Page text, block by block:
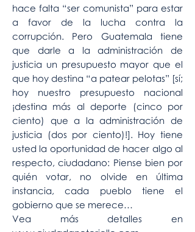
hace falta “ser comunista” para estar
a favor de la lucha contra la
corrupción. Pero Guatemala tiene
que darle a la administración de
justicia un presupuesto mayor que el
que hoy destina “a patear pelotas” [sí;
hoy nuestro presupuesto nacional
¡destina más al deporte (cinco por
ciento) que a la administración de
justicia (dos por ciento)!]. Hoy tiene
usted la oportunidad de hacer algo al
respecto, ciudadano: Piense bien por
quién votar, no olvide en última
instancia, cada pueblo tiene el
gobierno que se merece…
Vea más detalles en